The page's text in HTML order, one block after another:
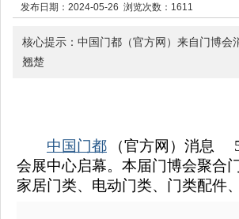
发布日期：2024-05-26 浏览次数： 1611
核心提示：中国门都（官方网）来自门博
翘楚
中国门都
（官方网）消息
会展中心启幕。本届门博会聚合
家居门类、电动门类、门类配件